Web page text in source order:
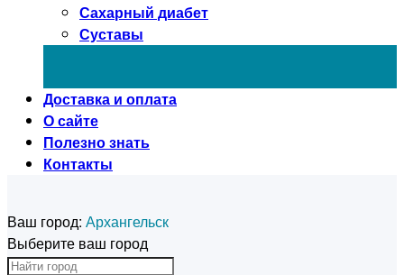
Сахарный диабет
Суставы
Доставка и оплата
О сайте
Полезно знать
Контакты
Ваш город: Архангельск
Выберите ваш город